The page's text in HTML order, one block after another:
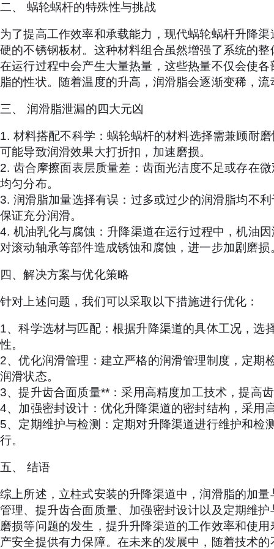
二、 蜗轮蜗杆的特殊性与挑战
为了提高工作效率和承载能力，现代蜗轮蜗杆升降
硬的不锈钢板材。这种材料组合虽然增强了系统的
在运行过程中会产生大量热量，这些热量不仅会使
脂的性状。随着温度的升高，润滑脂会逐渐变稀，
三、 润滑脂泄漏的四大元凶
1. 材料搭配不科学：蜗轮蜗杆的材料选择需兼顾耐
可能导致润滑效果大打折扣，加速磨损。
2. 齿合摩擦面表层质量差：齿面光洁度不足或存在
均匀分布。
3. 润滑脂加量选择有误：过多或过少的润滑脂均不
保证充分润滑。
4. 机油乳化与腐蚀：升降渠道在运行过程中，机油
对滚动轴承等部件造成锈蚀和腐蚀，进一步加剧磨损
四、解决方案与优化策略
针对上述问题，我们可以采取以下措施进行优化：
1、科学选材与匹配：根据升降渠道的具体工况，选
性。
2、优化润滑管理：建立严格的润滑管理制度，定期
润滑状态。
3、提升齿合面质量**：采用高精度加工技术，提高
4、加强密封设计：优化升降渠道的密封结构，采用
5、定期维护与检测：定期对升降渠道进行维护和检
行。
五、 结语
综上所述，立柱式安装的升降渠道中，润滑脂的加
管理、提升齿合面质量、加强密封设计以及定期维
磨损等问题的发生，提升升降渠道的工作效率和使
产安全提供有力保障。在未来的发展中，随着技术